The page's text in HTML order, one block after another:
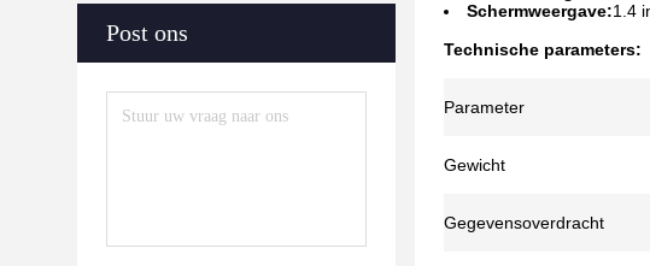
Post ons
Schermweergave:1.4
Technische parameters:
Parameter
Gewicht
Gegevensoverdracht